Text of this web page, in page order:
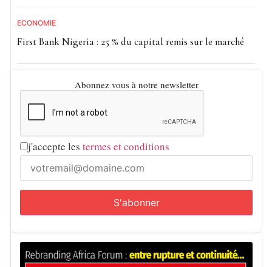
ECONOMIE
First Bank Nigeria : 25 % du capital remis sur le marché
Abonnez vous à notre newsletter
j'accepte les termes et conditions